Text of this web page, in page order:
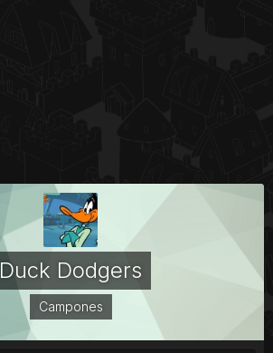
Duck Dodgers
Campones